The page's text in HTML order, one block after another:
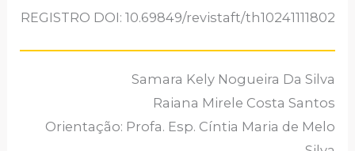
REGISTRO DOI: 10.69849/revistaft/th10241111802
Samara Kely Nogueira Da Silva
Raiana Mirele Costa Santos
Orientação: Profa. Esp. Cíntia Maria de Melo